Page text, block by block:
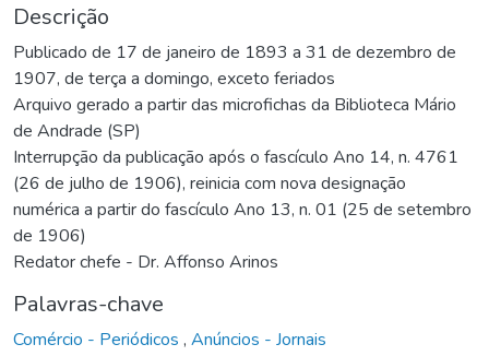
Descrição
Publicado de 17 de janeiro de 1893 a 31 de dezembro de
1907, de terça a domingo, exceto feriados
Arquivo gerado a partir das microfichas da Biblioteca Mário
de Andrade (SP)
Interrupção da publicação após o fascículo Ano 14, n. 4761
(26 de julho de 1906), reinicia com nova designação
numérica a partir do fascículo Ano 13, n. 01 (25 de setembro
de 1906)
Redator chefe - Dr. Affonso Arinos
Palavras-chave
Comércio - Periódicos , Anúncios - Jornais